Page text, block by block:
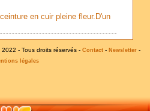
en cuir pleine fleur.D'un
- Tous droits réservés - Contact - Newsletter -
légales